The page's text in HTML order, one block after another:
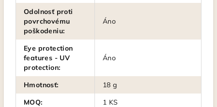
Odolnosť proti
povrchovému
poškodeniu:
Áno
Eye protection
features - UV
protection:
Áno
Hmotnosť:
18 g
MOQ: 1 KS